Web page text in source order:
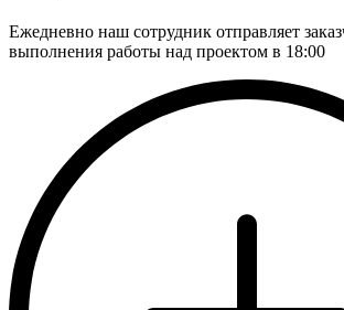
Ежедневно наш сотрудник отправляет
выполнения работы над проектом в 18:00